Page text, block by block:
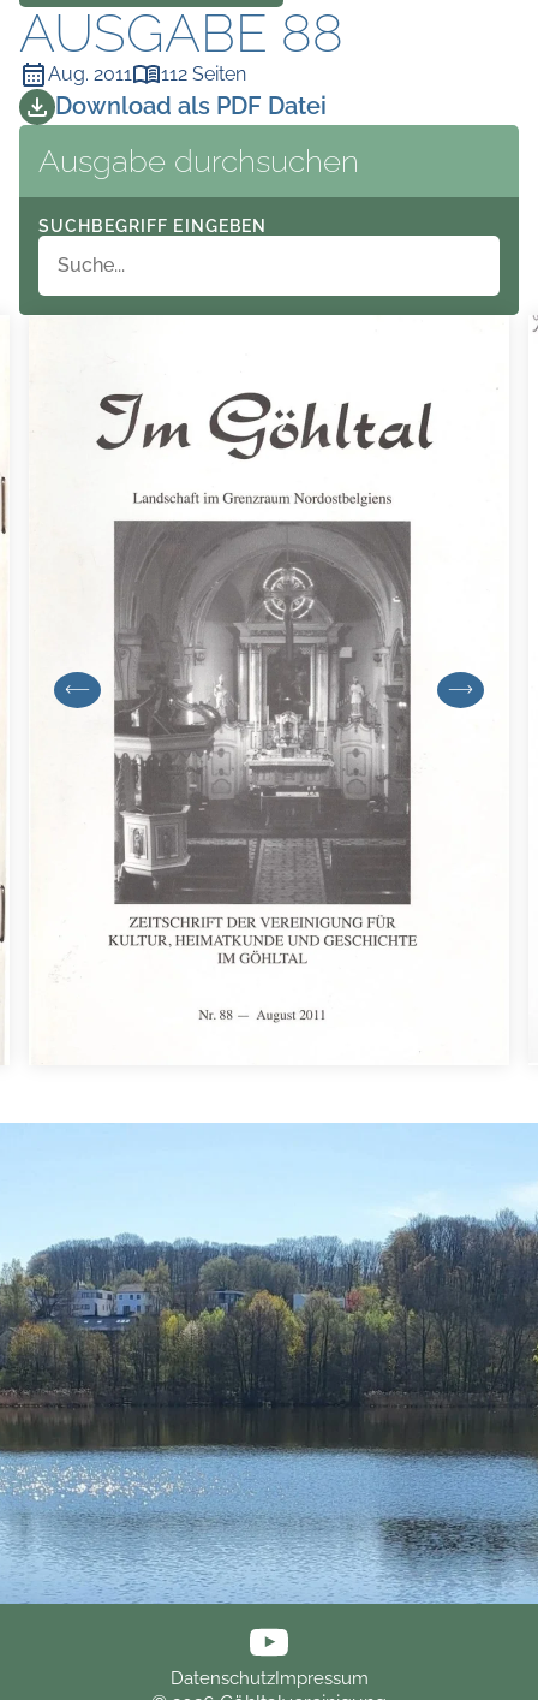
AUSGABE 88
Aug. 2011 112 Seiten
Download als PDF Datei
Ausgabe durchsuchen
SUCHBEGRIFF EINGEBEN
previous next
I Gö hltal Landschaft im Grenzraum Nordostbelgiens FE | €)
DatenschutzImpressum